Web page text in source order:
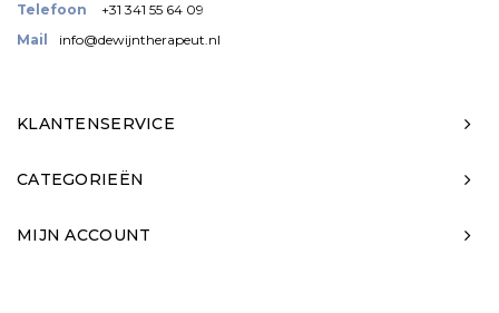
Telefoon
+31 341 55 64 09
Mail
info@dewijntherapeut.nl
KLANTENSERVICE
CATEGORIEËN
MIJN ACCOUNT